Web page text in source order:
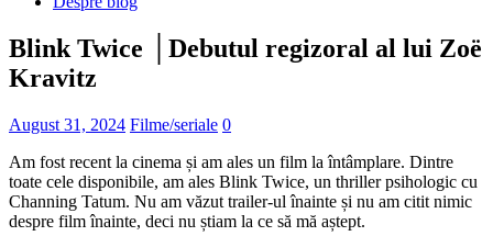
Blink Twice │Debutul regizoral al lui Zoë
Kravitz
August 31, 2024 Filme/seriale 0
Am fost recent la cinema și am ales un film la întâmplare. Dintre
toate cele disponibile, am ales Blink Twice, un thriller psihologic cu
Channing Tatum. Nu am văzut trailer-ul înainte și nu am citit nimic
despre film înainte, deci nu știam la ce să mă aștept.